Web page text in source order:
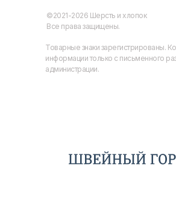
©2021-2026 Шерсть и хлопок
Все права защищены.
Товарные знаки зарегистрированы.
информации только с письменного
администрации.